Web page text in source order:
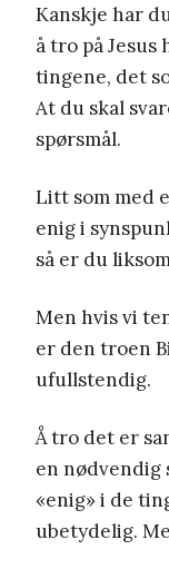
Kanskje har
å tro på
tingene, det
At du skal
spørsmål.
Litt som med
enig i
så er du
Men hvis vi
er den troen
ufullstendig.
Å tro det er
en nødvendig
«enig» i de
ubetydelig.